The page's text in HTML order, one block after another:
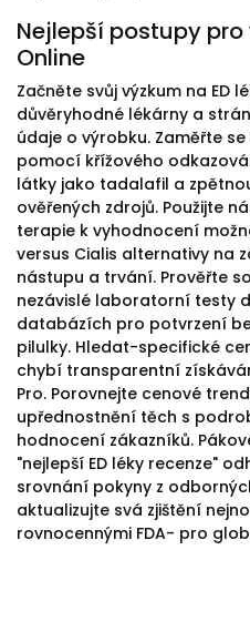
Nejlepší postupy pro
Online
Začněte svůj výzkum na ED
důvěryhodné lékárny a
údaje o výrobku. Zaměřte
pomocí křížového
látky jako tadalafil a
ověřených zdrojů. Použijte
terapie k vyhodnocení
versus Cialis alternativy na
nástupu a trvání. Prověřte
nezávislé laboratorní testy
databázích pro potvrzení
pilulky. Hledat-specifické
chybí transparentní
Pro. Porovnejte cenové
upřednostnění těch s
hodnocení zákazníků.
"nejlepší ED léky recenze"
srovnání pokyny z
aktualizujte svá zjištění
rovnocennými FDA- pro